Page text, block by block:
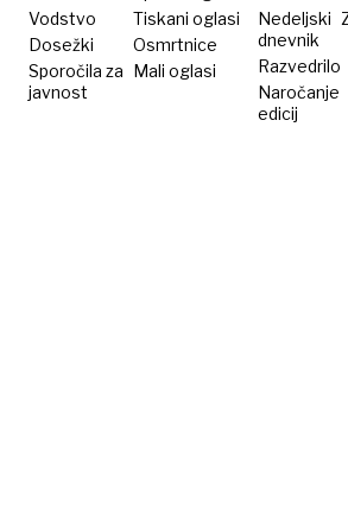
Supetar
Vodstvo
Dosežki
Sporočila za
javnost
Tiskani oglasi
Osmrtnice
Mali oglasi
Nedeljski
dnevnik
Razvedrilo
Naročanje
edicij